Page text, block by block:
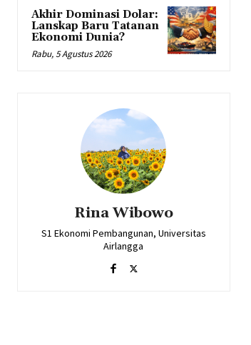
Akhir Dominasi Dolar:
Lanskap Baru Tatanan
Ekonomi Dunia?
Rabu, 5 Agustus 2026
Rina Wibowo
S1 Ekonomi Pembangunan, Universitas
Airlangga